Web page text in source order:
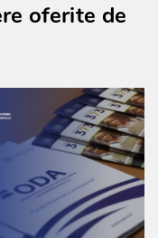
oferite de